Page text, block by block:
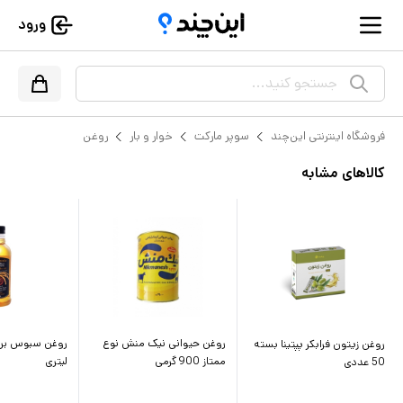
ورود
جستجو کنید...
فروشگاه اینترنتی این‌چند سوپر مارکت خوار و بار روغن
کالاهای مشابه
روغن زیتون فرابکر پپتینا بسته
50 عددی
روغن حیوانی نیک منش نوع
ممتاز 900 گرمی
لیتری